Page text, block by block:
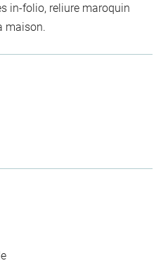
in-folio, reliure maroquin
maison.